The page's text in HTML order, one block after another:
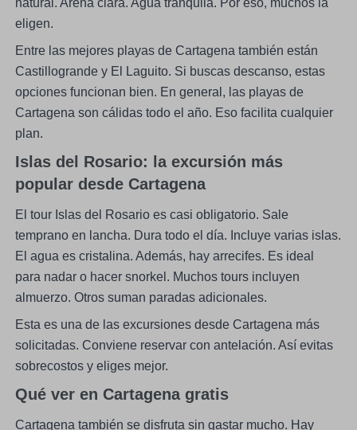
natural. Arena clara. Agua tranquila. Por eso, muchos la
eligen.
Entre las mejores playas de Cartagena también están
Castillogrande y El Laguito. Si buscas descanso, estas
opciones funcionan bien. En general, las playas de
Cartagena son cálidas todo el año. Eso facilita cualquier
plan.
Islas del Rosario: la excursión más
popular desde Cartagena
El tour Islas del Rosario es casi obligatorio. Sale
temprano en lancha. Dura todo el día. Incluye varias islas.
El agua es cristalina. Además, hay arrecifes. Es ideal
para nadar o hacer snorkel. Muchos tours incluyen
almuerzo. Otros suman paradas adicionales.
Esta es una de las excursiones desde Cartagena más
solicitadas. Conviene reservar con antelación. Así evitas
sobrecostos y eliges mejor.
Qué ver en Cartagena gratis
Cartagena también se disfruta sin gastar mucho. Hay